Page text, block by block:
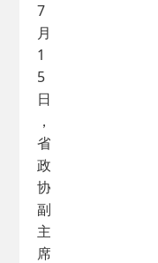
7
月
1
5
日
，
省
政
协
副
主
席